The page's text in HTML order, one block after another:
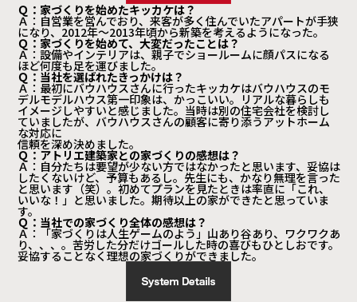
Ｑ：家づくりを始めたキッカケは？
Ａ：自営業を営んでおり、来客が多く住んでいたアパートが手狭
になり、2012年〜2013年頃から新築を考えるようになった。
Ｑ：家づくりを始めて、大変だったことは？
Ａ：設備やインテリアは、親子でショールームに顔パスになる
ほど何度も足を運びました。
Ｑ：当社を選ばれたきっかけは？
Ａ：最初にバウハウスさんに行ったキッカケはバウハウスのモ
デルモデルハウス第一印象は、かっこいい。リアルな暮らしも
イメージしやすいと感じました。当時は別の住宅会社を検討し
ていましたが、バウハウスさんの顧客に寄り添うアットホーム
な対応に
信頼を深め決めました。
Ｑ：アトリエ建築家との家づくりの感想は？
Ａ：自分たちは要望が少ない方ではなかったと思います、妥協は
したくないけど、予算もあるし。先生にも、かなり無理を言った
と思います（笑）。初めてプランを見たときは率直に「これ、
いいな！」と思いました。期待以上の家ができたと思っていま
す。
Ｑ：当社での家づくり全体の感想は？
Ａ：「家づくりは人生ゲームのよう」山あり谷あり、ワクワクあ
り、、、。苦労した分だけゴールした時の喜びもひとしおです。
妥協することなく理想の家づくりができました。